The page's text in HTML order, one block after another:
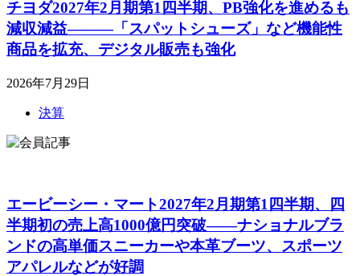
チヨダ2027年2月期第1四半期、PB強化を進めるも
減収減益―――「スパットシューズ」など機能性
商品を拡充、デジタル販売も強化
2026年7月29日
決算
エービーシー・マート2027年2月期第1四半期、四
半期初の売上高1000億円突破――ナショナルブラ
ンドの高単価スニーカーや本革ブーツ、スポーツ
アパレルなどが好調